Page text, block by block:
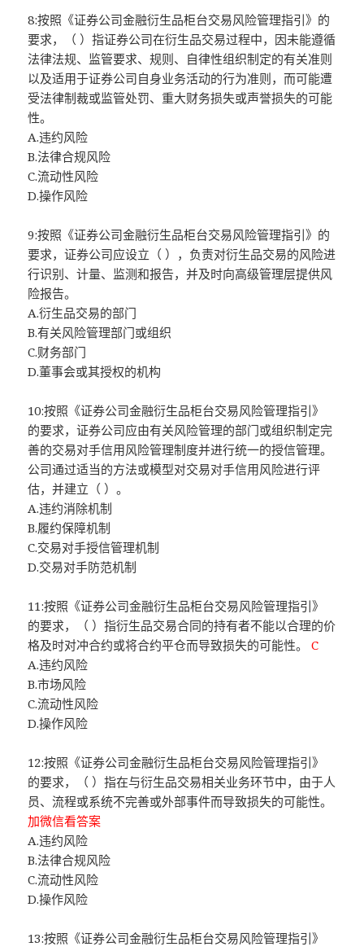
8:按照《证券公司金融衍生品柜台交易风险管理指引》的
要求，（ ）指证券公司在衍生品交易过程中，因未能遵循
法律法规、监管要求、规则、自律性组织制定的有关准则
以及适用于证券公司自身业务活动的行为准则，而可能遭
受法律制裁或监管处罚、重大财务损失或声誉损失的可能
性。
A.违约风险
B.法律合规风险
C.流动性风险
D.操作风险
9:按照《证券公司金融衍生品柜台交易风险管理指引》的
要求，证券公司应设立（ ），负责对衍生品交易的风险进
行识别、计量、监测和报告，并及时向高级管理层提供风
险报告。
A.衍生品交易的部门
B.有关风险管理部门或组织
C.财务部门
D.董事会或其授权的机构
10:按照《证券公司金融衍生品柜台交易风险管理指引》
的要求，证券公司应由有关风险管理的部门或组织制定完
善的交易对手信用风险管理制度并进行统一的授信管理。
公司通过适当的方法或模型对交易对手信用风险进行评
估，并建立（ ）。
A.违约消除机制
B.履约保障机制
C.交易对手授信管理机制
D.交易对手防范机制
11:按照《证券公司金融衍生品柜台交易风险管理指引》
的要求，（ ）指衍生品交易合同的持有者不能以合理的价
格及时对冲合约或将合约平仓而导致损失的可能性。C
A.违约风险
B.市场风险
C.流动性风险
D.操作风险
12:按照《证券公司金融衍生品柜台交易风险管理指引》
的要求，（ ）指在与衍生品交易相关业务环节中，由于人
员、流程或系统不完善或外部事件而导致损失的可能性。
加微信看答案
A.违约风险
B.法律合规风险
C.流动性风险
D.操作风险
13:按照《证券公司金融衍生品柜台交易风险管理指引》